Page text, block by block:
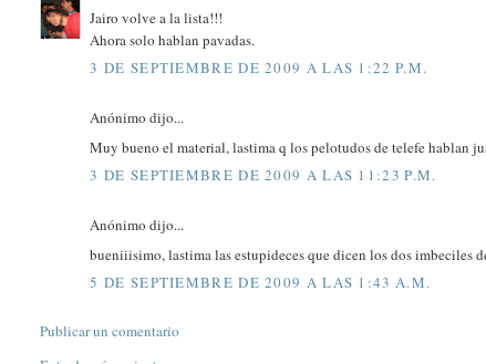
Jairo volve a la lista!!!
Ahora solo hablan pavadas.
3 DE SEPTIEMBRE DE 2009 A LAS 1:22 P.M.
Anónimo dijo...
Muy bueno el material, lastima q los pelotudos de telefe hablan
3 DE SEPTIEMBRE DE 2009 A LAS 11:23 P.M.
Anónimo dijo...
bueniiisimo, lastima las estupideces que dicen los dos imbeciles
5 DE SEPTIEMBRE DE 2009 A LAS 1:43 A.M.
Publicar un comentario